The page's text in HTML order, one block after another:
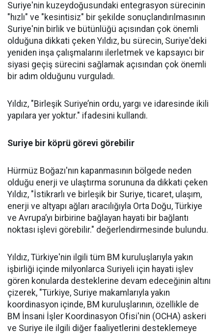
Suriye'nin kuzeydoğusundaki entegrasyon sürecinin
"hızlı" ve "kesintisiz" bir şekilde sonuçlandırılmasının
Suriye'nin birlik ve bütünlüğü açısından çok önemli
olduğuna dikkati çeken Yıldız, bu sürecin, Suriye'deki
yeniden inşa çalışmalarını ilerletmek ve kapsayıcı bir
siyasi geçiş sürecini sağlamak açısından çok önemli
bir adım olduğunu vurguladı.
Yıldız, "Birleşik Suriye’nin ordu, yargı ve idaresinde ikili
yapılara yer yoktur." ifadesini kullandı.
Suriye bir köprü görevi görebilir
Hürmüz Boğazı'nın kapanmasının bölgede neden
olduğu enerji ve ulaştırma sorununa da dikkati çeken
Yıldız, "İstikrarlı ve birleşik bir Suriye, ticaret, ulaşım,
enerji ve altyapı ağları aracılığıyla Orta Doğu, Türkiye
ve Avrupa’yı birbirine bağlayan hayati bir bağlantı
noktası işlevi görebilir." değerlendirmesinde bulundu.
Yıldız, Türkiye'nin ilgili tüm BM kuruluşlarıyla yakın
işbirliği içinde milyonlarca Suriyeli için hayati işlev
gören konularda desteklerine devam edeceğinin altını
çizerek, "Türkiye, Suriye makamlarıyla yakın
koordinasyon içinde, BM kuruluşlarının, özellikle de
BM İnsani İşler Koordinasyon Ofisi'nin (OCHA) askeri
ve Suriye ile ilgili diğer faaliyetlerini desteklemeye